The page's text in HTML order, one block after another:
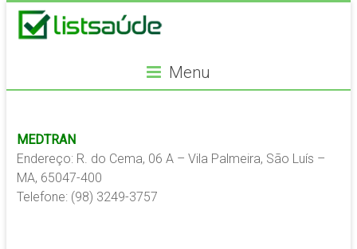
Menu
MEDTRAN
Endereço: R. do Cema, 06 A – Vila Palmeira, São Luís –
MA, 65047-400
Telefone: (98) 3249-3757